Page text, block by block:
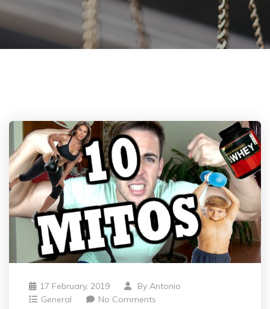
17 February, 2019 By Antonio
General
No Comments